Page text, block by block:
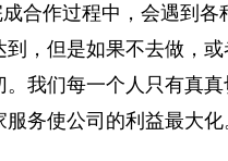
合作过程中，会遇到
，但是如果不去做，
我们每一个人只有真
务使公司的利益最大化